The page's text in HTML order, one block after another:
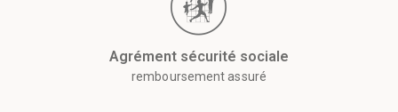
Agrément sécurité sociale
remboursement assuré